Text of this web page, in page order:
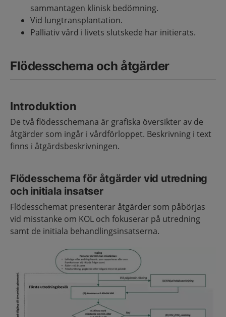
sammantagen klinisk bedömning.
Vid lungtransplantation.
Palliativ vård i livets slutskede har initierats.
Flödesschema och åtgärder
Introduktion
De två flödesschemana är grafiska översikter av de
åtgärder som ingår i vårdförloppet. Beskrivning i text
finns i åtgärdsbeskrivningen.
Flödesschema för åtgärder vid utredning
och initiala insatser
Flödesschemat presenterar åtgärder som påbörjas
vid misstanke om KOL och fokuserar på utredning
samt de initiala behandlingsinsatserna.